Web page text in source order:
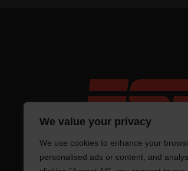
We value your privacy
We use cookies to enhance your
personalised ads or content, and